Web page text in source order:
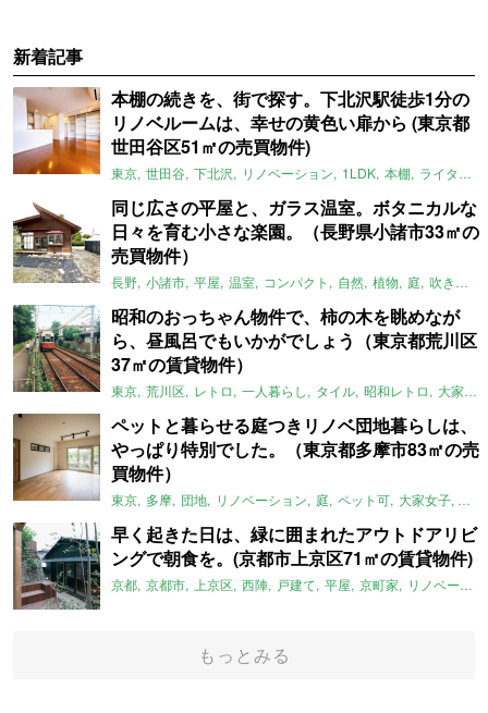
新着記事
本棚の続きを、街で探す。下北沢駅徒歩1分の
リノベルームは、幸せの黄色い扉から (東京都
世田谷区51㎡の売買物件)
東京 世田谷 下北沢 リノベーション 1LDK 本棚 ライター：ほしりょうこ
同じ広さの平屋と、ガラス温室。ボタニカルな
日々を育む小さな楽園。（長野県小諸市33㎡の
売買物件）
長野 小諸市 平屋 温室 コンパクト 自然 植物 庭 吹き抜け
昭和のおっちゃん物件で、柿の木を眺めなが
ら、昼風呂でもいかがでしょう（東京都荒川区
37㎡の賃貸物件）
東京 荒川区 レトロ 一人暮らし タイル 昭和レトロ 大家女子
ペットと暮らせる庭つきリノベ団地暮らしは、
やっぱり特別でした。（東京都多摩市83㎡の売
買物件）
東京 多摩 団地 リノベーション 庭 ペット可 大家女子 団
早く起きた日は、緑に囲まれたアウトドアリビ
ングで朝食を。(京都市上京区71㎡の賃貸物件)
京都 京都市 上京区 西陣 戸建て 平屋 京町家 リノベーション
もっとみる